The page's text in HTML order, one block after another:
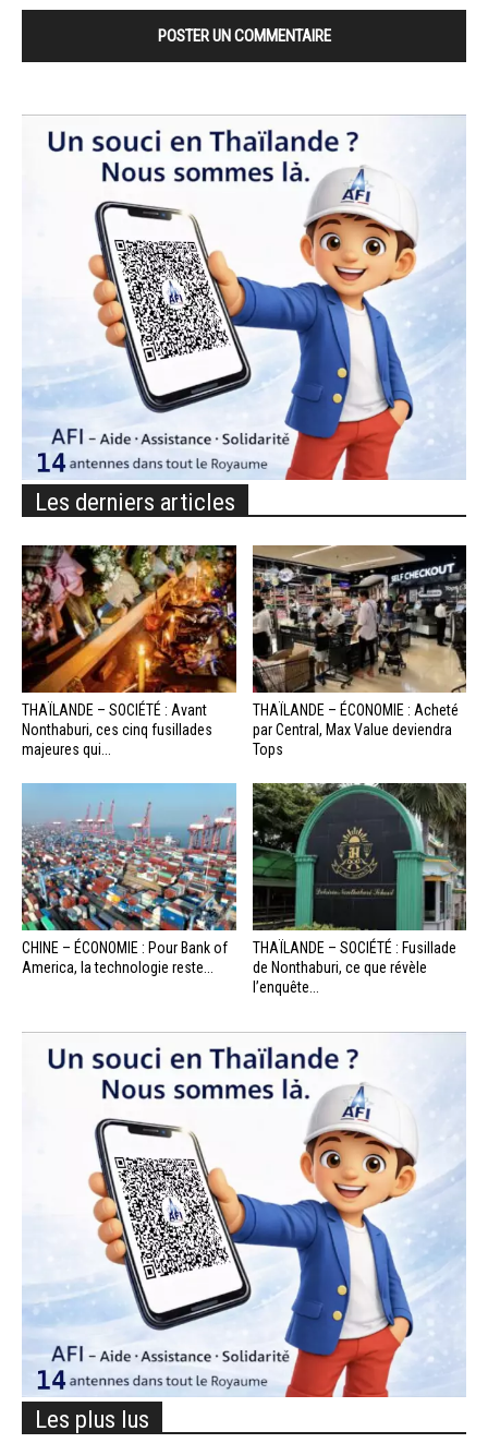
Les derniers articles
THAÏLANDE – SOCIÉTÉ : Avant
Nonthaburi, ces cinq fusillades
majeures qui...
THAÏLANDE – ÉCONOMIE : Acheté
par Central, Max Value deviendra
Tops
CHINE – ÉCONOMIE : Pour Bank of
America, la technologie reste...
THAÏLANDE – SOCIÉTÉ : Fusillade
de Nonthaburi, ce que révèle
l’enquête...
Les plus lus